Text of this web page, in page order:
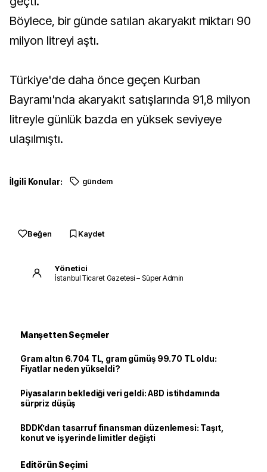
Böylece, bir günde satılan akaryakıt miktarı 90
milyon litreyi aştı.
Türkiye'de daha önce geçen Kurban
Bayramı'nda akaryakıt satışlarında 91,8 milyon
litreyle günlük bazda en yüksek seviyeye
ulaşılmıştı.
İlgili Konular: gündem
Beğen Kaydet
Yönetici
İstanbul Ticaret Gazetesi – Süper Admin
Manşetten Seçmeler
Gram altın 6.704 TL, gram gümüş 99.70 TL oldu:
Fiyatlar neden yükseldi?
Piyasaların beklediği veri geldi: ABD istihdamında
sürpriz düşüş
BDDK’dan tasarruf finansman düzenlemesi: Taşıt,
konut ve iş yerinde limitler değişti
Editörün Seçimi